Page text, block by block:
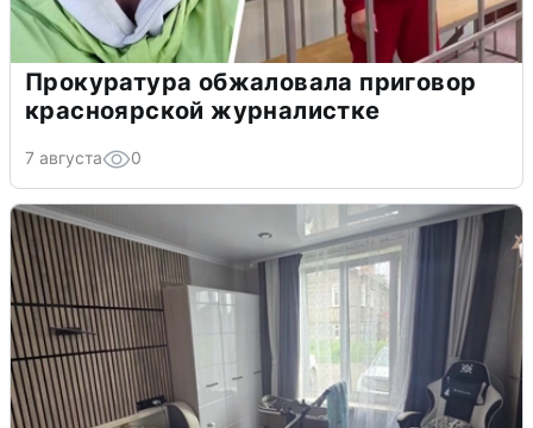
Прокуратура обжаловала приговор
красноярской журналистке
7 августа 0